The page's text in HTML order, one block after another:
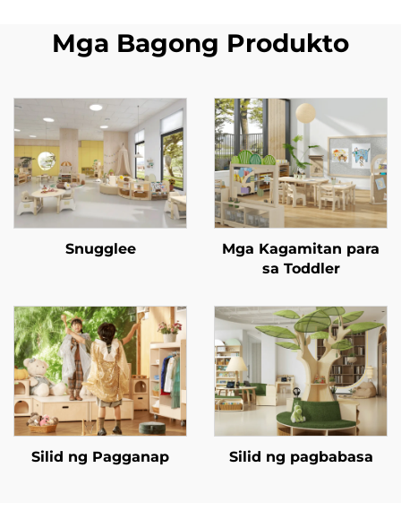
Mga Bagong Produkto
Snugglee
Mga Kagamitan para
sa Toddler
Silid ng Pagganap Silid ng pagbabasa